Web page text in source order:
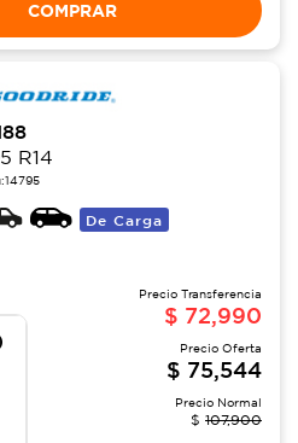
COMPRAR
R14
14795
De Carga
Precio Transferencia
$ 72,990
Precio Oferta
$ 75,544
Precio Normal
$ 107,900